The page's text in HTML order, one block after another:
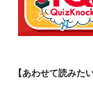
【あわせて読みたい